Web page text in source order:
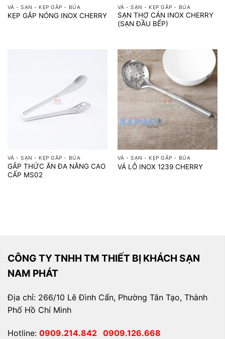
VÁ - SẠN - KẸP GẮP - BÚA
KẸP GẮP NÓNG INOX CHERRY
VÁ - SẠN - KẸP GẮP - BÚA
SẠN THỢ CÁN INOX CHERRY
(SẠN ĐẦU BẾP)
VÁ - SẠN - KẸP GẮP - BÚA
GẮP THỨC ĂN ĐA NĂNG CAO
CẤP MS02
VÁ - SẠN - KẸP GẮP - BÚA
VÁ LỖ INOX 1239 CHERRY
CÔNG TY TNHH TM THIẾT BỊ KHÁCH SẠN
NAM PHÁT
Địa chỉ: 266/10 Lê Đình Cẩn, Phường Tân Tạo, Thành
Phố Hồ Chí Minh
Hotline: 0909.214.842 0909.126.668